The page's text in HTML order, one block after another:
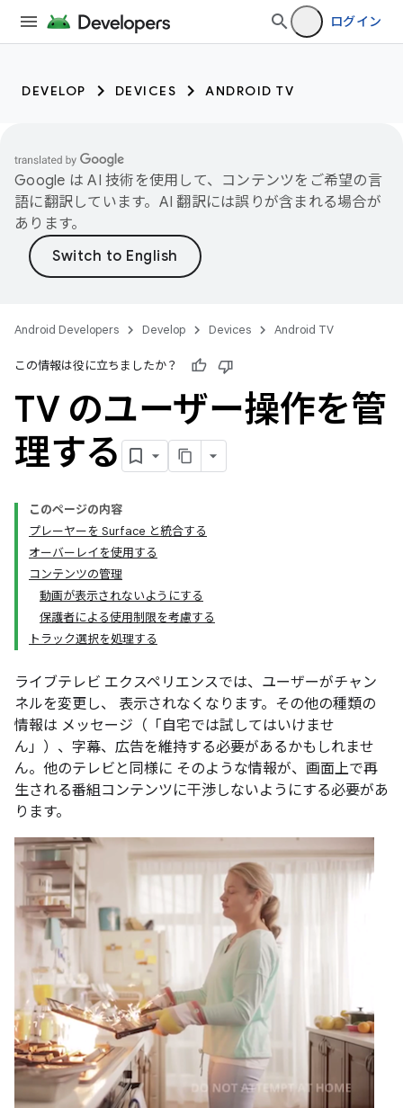
ログイン
DEVELOP DEVICES ANDROID TV
Google は AI 技術を使用して、コンテンツをご希望の言
語に翻訳しています。AI 翻訳には誤りが含まれる場合が
あります。
Android Developers Develop Devices Android TV
この情報は役に立ちましたか？
TV のユーザー操作を管
理する
このページの内容
プレーヤーを Surface と統合する
オーバーレイを使用する
コンテンツの管理
動画が表示されないようにする
保護者による使用制限を考慮する
トラック選択を処理する
ライブテレビ エクスペリエンスでは、ユーザーがチャン
ネルを変更し、 表示されなくなります。その他の種類の
情報は メッセージ（「自宅では試してはいけませ
ん」）、字幕、広告を維持する必要があるかもしれませ
ん。他のテレビと同様に そのような情報が、画面上で再
生される番組コンテンツに干渉しないようにする必要があ
ります。